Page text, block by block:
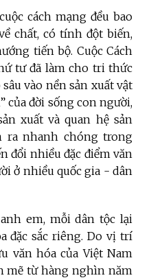
cách mạng đều bao
chất, có tính đột biến,
tiến bộ. Cuộc Cách
tư đã làm cho tri thức
vào nền sản xuất vật
của đời sống con người,
xuất và quan hệ sản
ra nhanh chóng trong
đổi nhiều đặc điểm văn
ở nhiều quốc gia - dân
em, mỗi dân tộc lại
đặc sắc riêng. Do vị trí
văn hóa của Việt Nam
mẽ từ hàng nghìn năm